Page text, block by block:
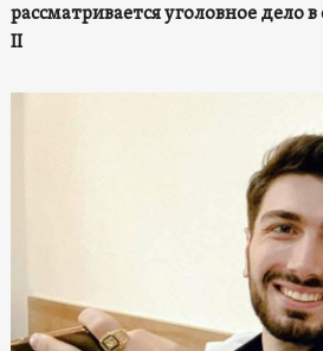
рассматривается уголовное дело
II